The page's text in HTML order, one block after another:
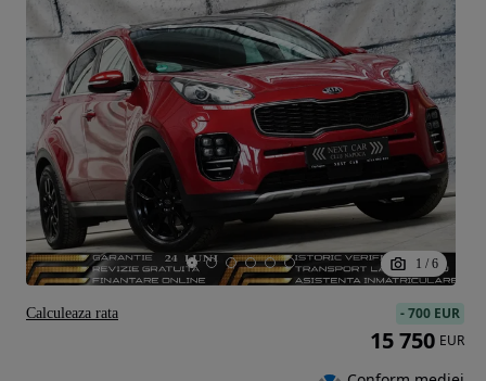
1 / 6
-700 EUR
15 750 EUR
Calculeaza rata